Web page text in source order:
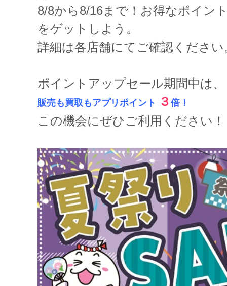
8/8から8/16まで！お得なポイン
をゲットしよう。
詳細は各店舗にてご確認ください
ポイントアップセール期間中は、
販売も買取もアプリポイント ３ 倍！
この機会にぜひご利用ください